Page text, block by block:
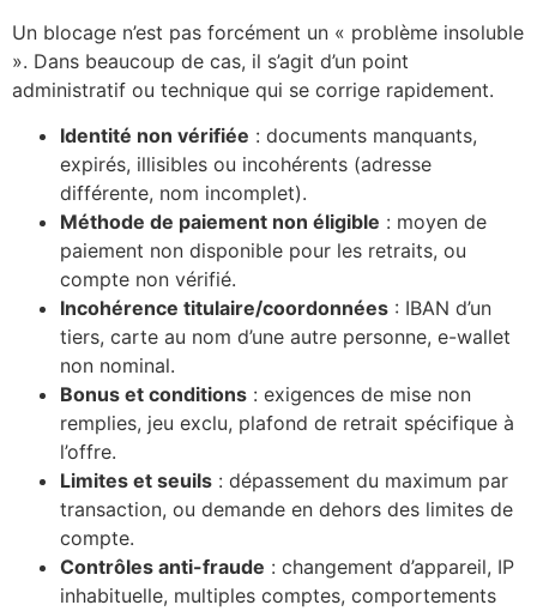
Un blocage n’est pas forcément un « problème insoluble
». Dans beaucoup de cas, il s’agit d’un point
administratif ou technique qui se corrige rapidement.
Identité non vérifiée : documents manquants,
expirés, illisibles ou incohérents (adresse
différente, nom incomplet).
Méthode de paiement non éligible : moyen de
paiement non disponible pour les retraits, ou
compte non vérifié.
Incohérence titulaire/coordonnées : IBAN d’un
tiers, carte au nom d’une autre personne, e-wallet
non nominal.
Bonus et conditions : exigences de mise non
remplies, jeu exclu, plafond de retrait spécifique à
l’offre.
Limites et seuils : dépassement du maximum par
transaction, ou demande en dehors des limites de
compte.
Contrôles anti-fraude : changement d’appareil, IP
inhabituelle, multiples comptes, comportements